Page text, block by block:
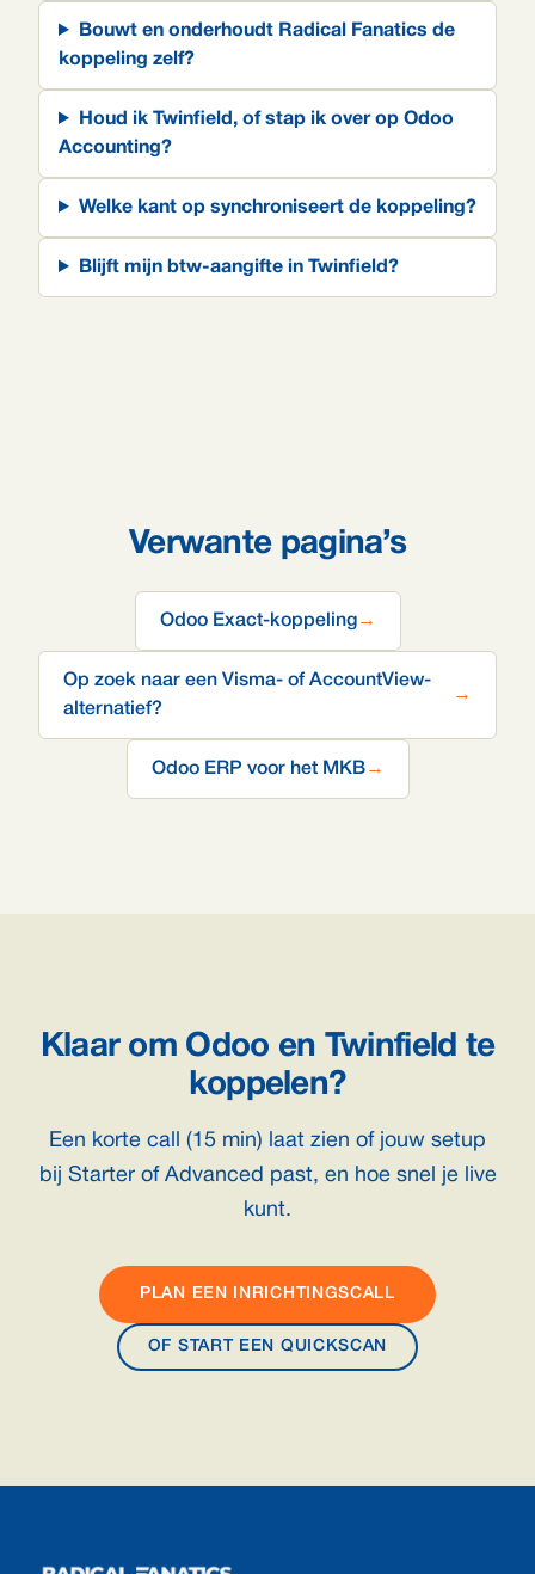
Bouwt en onderhoudt Radical Fanatics de
koppeling zelf?
Houd ik Twinfield, of stap ik over op Odoo
Accounting?
Welke kant op synchroniseert de koppeling?
Blijft mijn btw-aangifte in Twinfield?
Verwante pagina’s
Odoo Exact-koppeling→
Op zoek naar een Visma- of AccountView-
alternatief?
→
Odoo ERP voor het MKB→
Klaar om Odoo en Twinfield te
koppelen?
Een korte call (15 min) laat zien of jouw setup
bij Starter of Advanced past, en hoe snel je live
kunt.
PLAN EEN INRICHTINGSCALL
OF START EEN QUICKSCAN